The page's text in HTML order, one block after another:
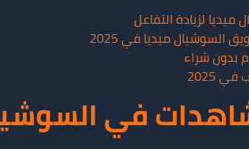
لزيادة التفاعل
السوشيال ميديا في 2025
بدون شراء
2025
في